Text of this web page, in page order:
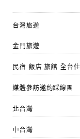
台灣旅遊
金門旅遊
民宿 飯店 旅館 全台
媒體參訪邀約踩線團
北台灣
中台灣